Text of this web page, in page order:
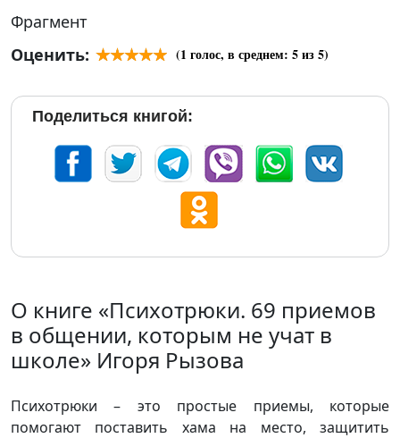
Фрагмент
Оценить:
(1 голос, в среднем: 5из 5)
Поделиться книгой:
О книге «Психотрюки. 69 приемов
в общении, которым не учат в
школе» Игоря Рызова
Психотрюки – это простые приемы, которые
помогают поставить хама на место, защитить